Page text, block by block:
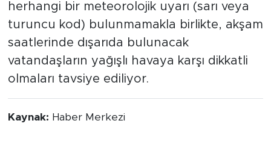
herhangi bir meteorolojik uyarı (sarı veya
turuncu kod) bulunmamakla birlikte, akşam
saatlerinde dışarıda bulunacak
vatandaşların yağışlı havaya karşı dikkatli
olmaları tavsiye ediliyor.
Kaynak: Haber Merkezi